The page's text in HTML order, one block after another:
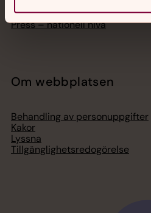
Svenska kyrkan i utlandet
Press – nationell nivå
Om webbplatsen
Behandling av personuppgifter
Kakor
Lyssna
Tillgänglighetsredogörelse